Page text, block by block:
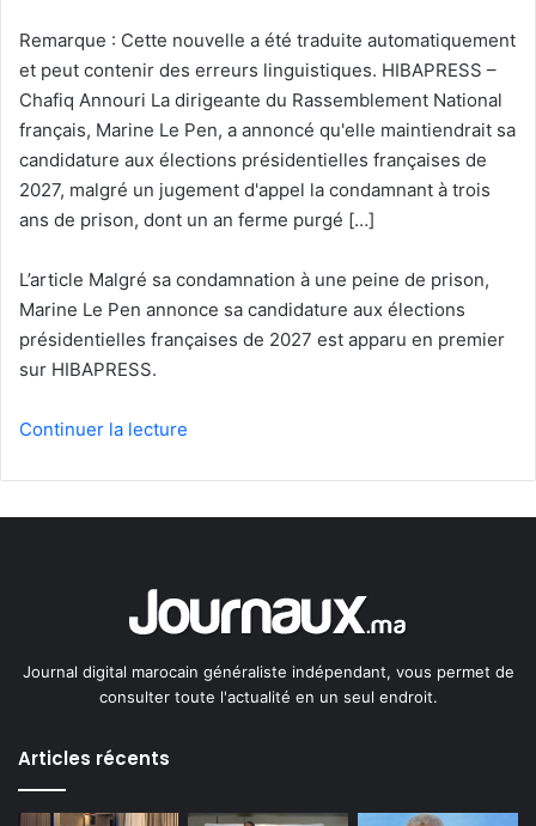
Remarque : Cette nouvelle a été traduite automatiquement
et peut contenir des erreurs linguistiques. HIBAPRESS –
Chafiq Annouri La dirigeante du Rassemblement National
français, Marine Le Pen, a annoncé qu'elle maintiendrait sa
candidature aux élections présidentielles françaises de
2027, malgré un jugement d'appel la condamnant à trois
ans de prison, dont un an ferme purgé […]
L’article Malgré sa condamnation à une peine de prison,
Marine Le Pen annonce sa candidature aux élections
présidentielles françaises de 2027 est apparu en premier
sur HIBAPRESS.
Continuer la lecture
Journal digital marocain généraliste indépendant, vous permet de
consulter toute l'actualité en un seul endroit.
Articles récents